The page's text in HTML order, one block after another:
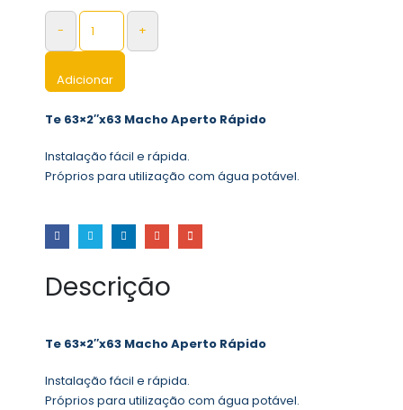
- +
Adicionar
Te 63×2″x63 Macho Aperto Rápido
Instalação fácil e rápida.
Próprios para utilização com água potável.
Descrição
Te 63×2″x63 Macho Aperto Rápido
Instalação fácil e rápida.
Próprios para utilização com água potável.